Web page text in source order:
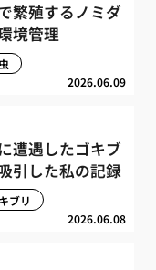
繁殖するノミダ
境管理
2026.06.09
遭遇したゴキブ
引した私の記録
2026.06.08
ブリ